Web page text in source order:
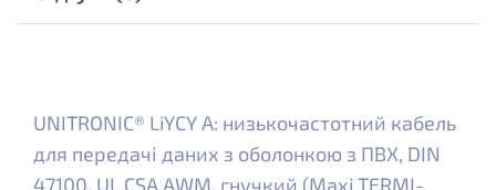
UNITRONIC® LiYCY A: низькочастотний кабель
для передачі даних з оболонкою з ПВХ, DIN
47100, UL CSA AWM, гнучкий (Maxi TERMI-